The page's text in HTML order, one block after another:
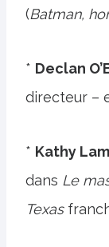
(Batman,
* Declan
directeur –
* Kathy
dans Le
Texas